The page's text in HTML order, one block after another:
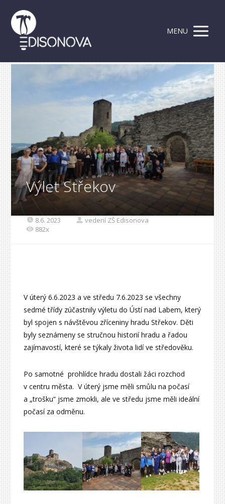
MENU
Výlet Střekov
8.6. 2023
vedení ZŠ Edisonova
882x
V úterý 6.6.2023 a ve středu 7.6.2023 se všechny
sedmé třídy zúčastnily výletu do Ústí nad Labem, který
byl spojen s návštěvou zříceniny hradu Střekov. Děti
byly seznámeny se stručnou historií hradu a řadou
zajímavostí, které se týkaly života lidí ve středověku.
Po samotné prohlídce hradu dostali žáci rozchod
v centru města. V úterý jsme měli smůlu na počasí
a „trošku“ jsme zmokli, ale ve středu jsme měli ideální
počasí za odměnu.